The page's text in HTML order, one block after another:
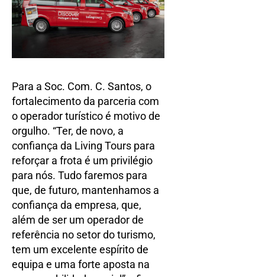
Para a Soc. Com. C. Santos, o
fortalecimento da parceria com
o operador turístico é motivo de
orgulho. “Ter, de novo, a
confiança da Living Tours para
reforçar a frota é um privilégio
para nós. Tudo faremos para
que, de futuro, mantenhamos a
confiança da empresa, que,
além de ser um operador de
referência no setor do turismo,
tem um excelente espírito de
equipa e uma forte aposta na